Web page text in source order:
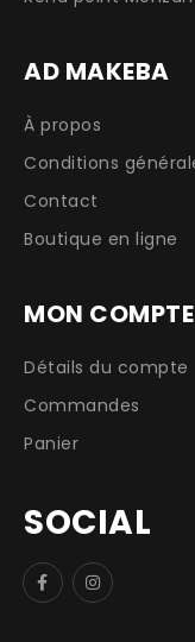
AD MAKEBA
À propos
Conditions
Contact
Boutique en ligne
MON COMPTE
Détails du compte
Commandes
Panier
SOCIAL